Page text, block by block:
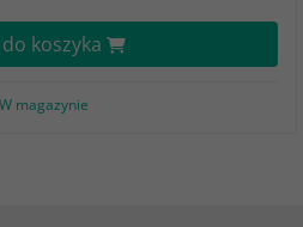
koszyka
W magazynie